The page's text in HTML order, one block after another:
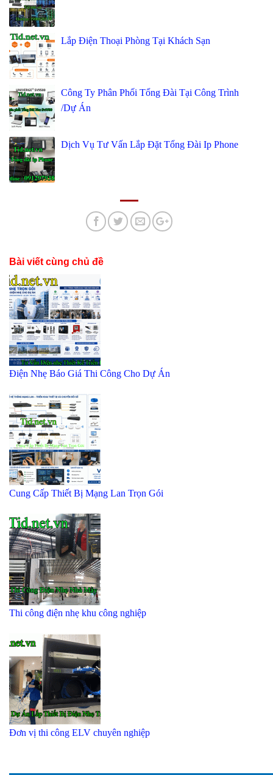
Lắp Điện Thoại Phòng Tại Khách Sạn
Công Ty Phân Phối Tổng Đài Tại Công Trình
/Dự Án
Dịch Vụ Tư Vấn Lắp Đặt Tổng Đài Ip Phone
Bài viết cùng chủ đề
Điện Nhẹ Báo Giá Thi Công Cho Dự Án
Cung Cấp Thiết Bị Mạng Lan Trọn Gói
Thi công điện nhẹ khu công nghiệp
Đơn vị thi công ELV chuyên nghiệp